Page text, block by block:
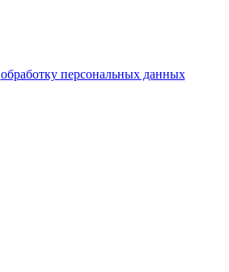
обработку персональных данных